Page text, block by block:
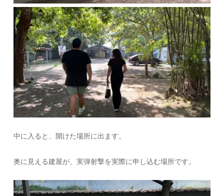
中に入ると、開けた場所に出ます。
奥に見える建屋が、実弾射撃を実際に申し込む場所です。